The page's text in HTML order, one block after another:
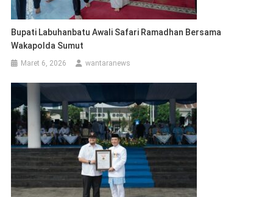
Bupati Labuhanbatu Awali Safari Ramadhan Bersama
Wakapolda Sumut
Maret 6, 2026 wantaranews